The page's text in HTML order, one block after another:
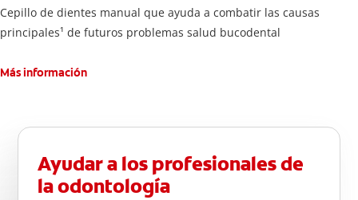
Cepillo de dientes manual que ayuda a combatir las causas
principales¹ de futuros problemas salud bucodental
Más información
Ayudar a los profesionales de
la odontología